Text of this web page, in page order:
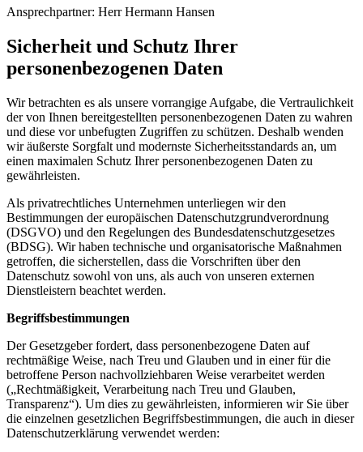
Ansprechpartner: Herr Hermann Hansen
Sicherheit und Schutz Ihrer
personenbezogenen Daten
Wir betrachten es als unsere vorrangige Aufgabe, die Vertraulichkeit
der von Ihnen bereitgestellten personenbezogenen Daten zu wahren
und diese vor unbefugten Zugriffen zu schützen. Deshalb wenden
wir äußerste Sorgfalt und modernste Sicherheitsstandards an, um
einen maximalen Schutz Ihrer personenbezogenen Daten zu
gewährleisten.
Als privatrechtliches Unternehmen unterliegen wir den
Bestimmungen der europäischen Datenschutzgrundverordnung
(DSGVO) und den Regelungen des Bundesdatenschutzgesetzes
(BDSG). Wir haben technische und organisatorische Maßnahmen
getroffen, die sicherstellen, dass die Vorschriften über den
Datenschutz sowohl von uns, als auch von unseren externen
Dienstleistern beachtet werden.
Begriffsbestimmungen
Der Gesetzgeber fordert, dass personenbezogene Daten auf
rechtmäßige Weise, nach Treu und Glauben und in einer für die
betroffene Person nachvollziehbaren Weise verarbeitet werden
(„Rechtmäßigkeit, Verarbeitung nach Treu und Glauben,
Transparenz“). Um dies zu gewährleisten, informieren wir Sie über
die einzelnen gesetzlichen Begriffsbestimmungen, die auch in dieser
Datenschutzerklärung verwendet werden: